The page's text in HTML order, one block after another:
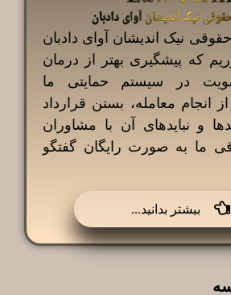
نیک اندیشان آوای دادبان
که پیشگیری بهتر از درمان
در سیستم حمایتی ما
معامله، بستن قرارداد
و نبایدهای آن با مشاوران
به صورت رایگان گفتگو
...بیشتر بدانید